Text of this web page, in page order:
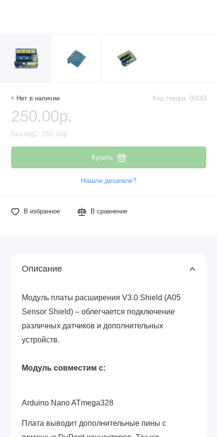
Нет в наличии Код товара: 00143
250.00р.
Без НДС: 250.00р.
Купить
Нашли дешевле?
В избранное В сравнение
Описание
Модуль платы расширения V3.0 Shield (A05
Sensor Shield) – облегчается подключение
различных датчиков и дополнительных
устройств.
Модуль совместим с:
Arduino Nano ATmega328
Плата выводит дополнительные пины с